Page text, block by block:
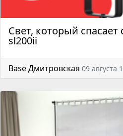
Свет, который
sl200ii
Base Дмитровская 09 августа